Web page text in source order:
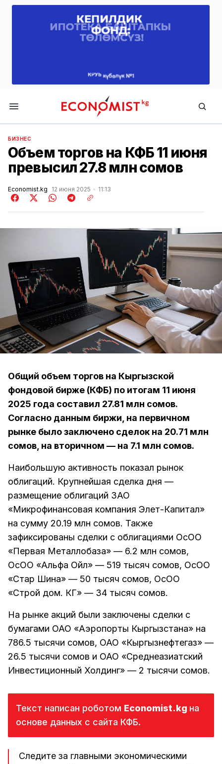
Economist.kg
БИЗНЕС
Объем торгов на КФБ 11 июня
превысил 27.8 млн сомов
Economist.kg 12 июня 2025 11:13
Общий объем торгов на Кыргызской
фондовой бирже (КФБ) по итогам 11 июня
2025 года составил 27.81 млн сомов.
Согласно данным биржи, на первичном
рынке было заключено сделок на 20.71 млн
сомов, на вторичном — на 7.1 млн сомов.
Наибольшую активность показал рынок
облигаций. Крупнейшая сделка дня —
размещение облигаций ЗАО
«Микрофинансовая компания Элет-Капитал»
на сумму 20.19 млн сомов. Также
зафиксированы сделки с облигациями ОсОО
«Первая Металлобаза» — 6.2 млн сомов,
ОсОО «Альфа Ойл» — 519 тысяч сомов, ОсОО
«Стар Шина» — 50 тысяч сомов, ОсОО
«Строй дом. КГ» — 34 тысяч сомов.
На рынке акций были заключены сделки с
бумагами ОАО «Аэропорты Кыргызстана» на
786.5 тысячи сомов, ОАО «Кыргызнефтегаз» —
26.5 тысячи сомов и ОАО «Среднеазиатский
Инвестиционный Холдинг» — 2 тысячи сомов.
Текст написан роботом Economist.kg на
основе данных с сайта КФБ.
Следите за главными экономическими